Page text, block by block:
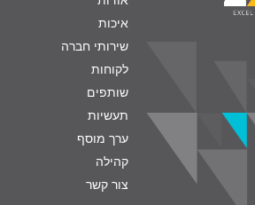
איכות
שירותי חברה
לקוחות
שותפים
תעשיות
ערך מוסף
קהילה
צור קשר